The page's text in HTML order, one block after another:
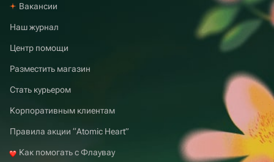
Вакансии
Наш журнал
Центр помощи
Разместить магазин
Стать курьером
Корпоративным клиентам
Правила акции “Atomic Heart”
Как помогать с Флаувау